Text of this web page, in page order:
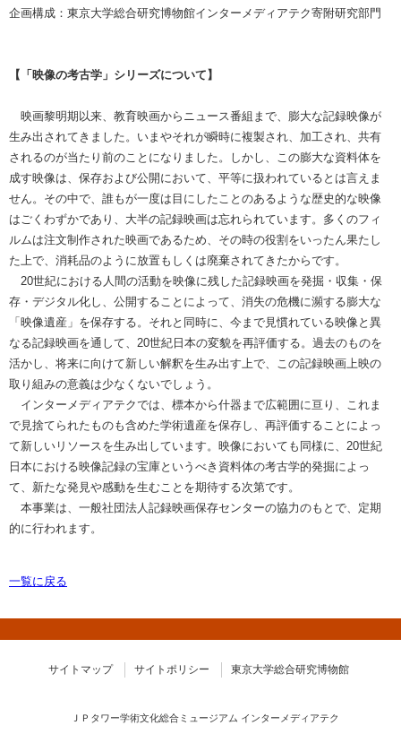
サイトマップ サイトポリシー 東京大学総合研究博物館
ＪＰタワー学術文化総合ミュージアム インターメディアテク
企画構成：東京大学総合研究博物館インターメディアテク寄附研究部門
【「映像の考古学」シリーズについて】
映画黎明期以来、教育映画からニュース番組まで、膨大な記録映像が
生み出されてきました。いまやそれが瞬時に複製され、加工され、共有
されるのが当たり前のことになりました。しかし、この膨大な資料体を
成す映像は、保存および公開において、平等に扱われているとは言えま
せん。その中で、誰もが一度は目にしたことのあるような歴史的な映像
はごくわずかであり、大半の記録映画は忘れられています。多くのフィ
ルムは注文制作された映画であるため、その時の役割をいったん果たし
た上で、消耗品のように放置もしくは廃棄されてきたからです。
20世紀における人間の活動を映像に残した記録映画を発掘・収集・保
存・デジタル化し、公開することによって、消失の危機に瀕する膨大な
「映像遺産」を保存する。それと同時に、今まで見慣れている映像と異
なる記録映画を通して、20世紀日本の変貌を再評価する。過去のものを
活かし、将来に向けて新しい解釈を生み出す上で、この記録映画上映の
取り組みの意義は少なくないでしょう。
インターメディアテクでは、標本から什器まで広範囲に亘り、これま
で見捨てられたものも含めた学術遺産を保存し、再評価することによっ
て新しいリソースを生み出しています。映像においても同様に、20世紀
日本における映像記録の宝庫というべき資料体の考古学的発掘によっ
て、新たな発見や感動を生むことを期待する次第です。
本事業は、一般社団法人記録映画保存センターの協力のもとで、定期
的に行われます。
一覧に戻る